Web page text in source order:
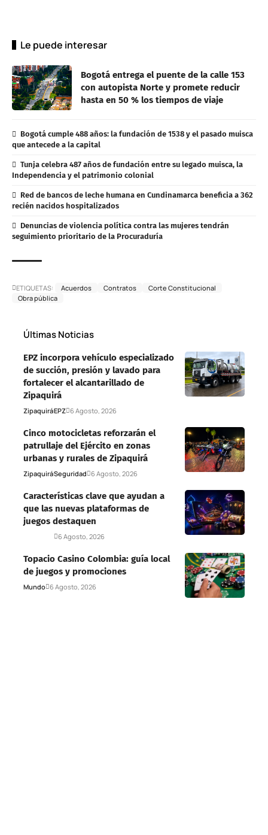
Le puede interesar
Bogotá entrega el puente de la calle 153
con autopista Norte y promete reducir
hasta en 50 % los tiempos de viaje
Bogotá cumple 488 años: la fundación de 1538 y el pasado muisca
que antecede a la capital
Tunja celebra 487 años de fundación entre su legado muisca, la
Independencia y el patrimonio colonial
Red de bancos de leche humana en Cundinamarca beneficia a 362
recién nacidos hospitalizados
Denuncias de violencia política contra las mujeres tendrán
seguimiento prioritario de la Procuraduría
ETIQUETAS: Acuerdos Contratos
Corte Constitucional
Obra pública
Últimas Noticias
EPZ incorpora vehículo especializado
de succión, presión y lavado para
fortalecer el alcantarillado de
Zipaquirá
ZipaquiráEPZ 6 Agosto, 2026
Cinco motocicletas reforzarán el
patrullaje del Ejército en zonas
urbanas y rurales de Zipaquirá
ZipaquiráSeguridad 6 Agosto, 2026
Características clave que ayudan a
que las nuevas plataformas de
juegos destaquen
6 Agosto, 2026
Topacio Casino Colombia: guía local
de juegos y promociones
Mundo 6 Agosto, 2026